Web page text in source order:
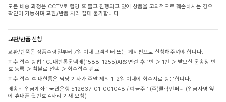
모든 배송 과정은 CCTV로 촬영 후 출고 진행되고 있어 상품을 고의적으로 훼손하시는 경우
확인이 가능하며 교환/반품 처리 절대 불가합니다.
교환/반품 신청
교환/반품은 상품수령일부터 7일 이내 고객센터 또는 게시판으로 신청해주셔야 합니다.
회수 접수 방법 : CJ대한통운택배(1588-1255)ARS 연결 후 1번 ▷ 1번 ▷ 받으신 운송장 번
호 등록 ▷ 착불로 선택 ▷ 회수접수 완료
회수 접수 후 대한통운 담당 기사가 주말 제외 1-2일 이내에 회수지로 방문합니다.
배송비 입금계좌 : 국민은행 512637-01-001048 / 예금주 : (주)클릭앤퍼니 (입금자명 옆
에 휴대폰 뒷번호 4자리 기재 요청)